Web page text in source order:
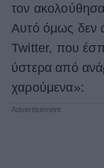
τον
Αυτό όμως δεν
Twitter, που
ύστερα από
χαρούμενα»: